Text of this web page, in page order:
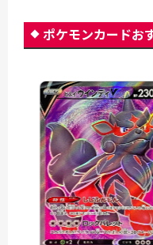
ポケモンカードお